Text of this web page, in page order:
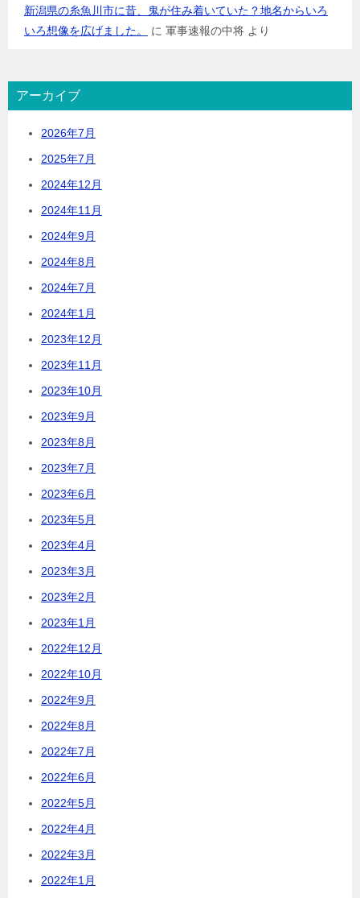
新潟県の糸魚川市に昔、鬼が住み着いていた？地名からいろ
いろ想像を広げました。
に 軍事速報の中将 より
アーカイブ
2026年7月
2025年7月
2024年12月
2024年11月
2024年9月
2024年8月
2024年7月
2024年1月
2023年12月
2023年11月
2023年10月
2023年9月
2023年8月
2023年7月
2023年6月
2023年5月
2023年4月
2023年3月
2023年2月
2023年1月
2022年12月
2022年10月
2022年9月
2022年8月
2022年7月
2022年6月
2022年5月
2022年4月
2022年3月
2022年1月